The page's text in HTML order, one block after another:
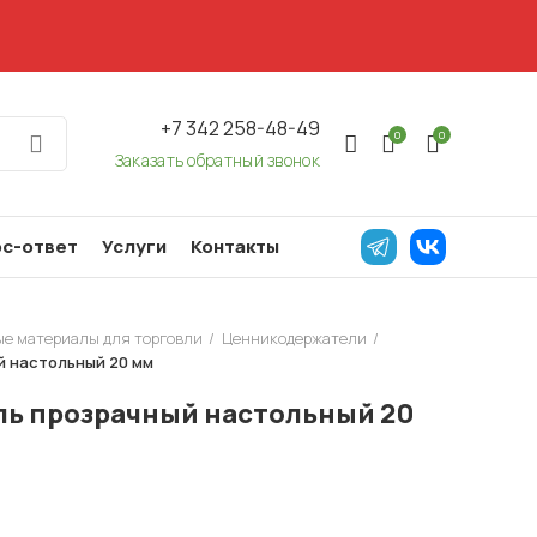
+7 342 258-48-49
Заказать обратный звонок
0 0
ответ Услуги Контакты
материалы для торговли
Ценникодержатели
настольный 20 мм
прозрачный настольный 20